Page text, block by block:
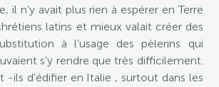
il n’y avait plus rien à espérer en Terre
latins et mieux valait créer des
à l’usage des pèlerins qui
s’y rendre que très difficilement.
-ils d’édifier en Italie , surtout dans les